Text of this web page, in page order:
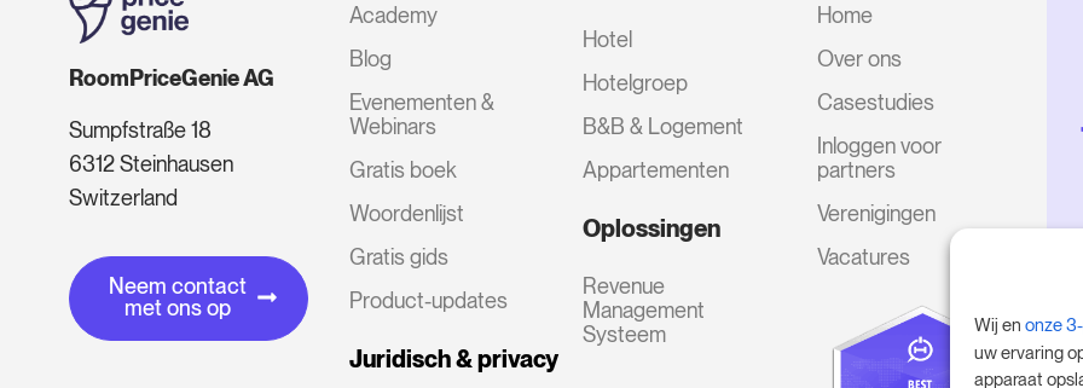
RoomPriceGenie AG
Sumpfstraße 18
6312 Steinhausen
Switzerland
Neem contact
met ons op
Academy
Blog
Evenementen &
Webinars
Gratis boek
Woordenlijst
Gratis gids
Product-updates
Juridisch & privacy
Hotel
Hotelgroep
B&B & Logement
Appartementen
Oplossingen
Revenue
Management
Systeem
Home
Over ons
Casestudies
Inloggen voor
partners
Verenigingen
Vacatures
Wij enonze
uw ervaring
apparaat